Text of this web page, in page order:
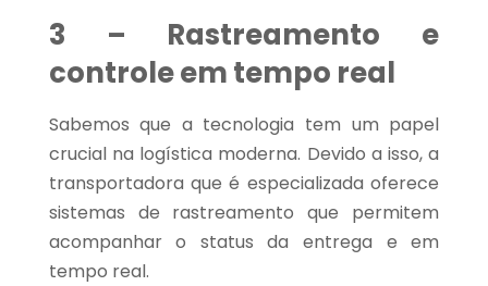
3 – Rastreamento e
controle em tempo real
Sabemos que a tecnologia tem um papel
crucial na logística moderna. Devido a isso, a
transportadora que é especializada oferece
sistemas de rastreamento que permitem
acompanhar o status da entrega e em
tempo real.